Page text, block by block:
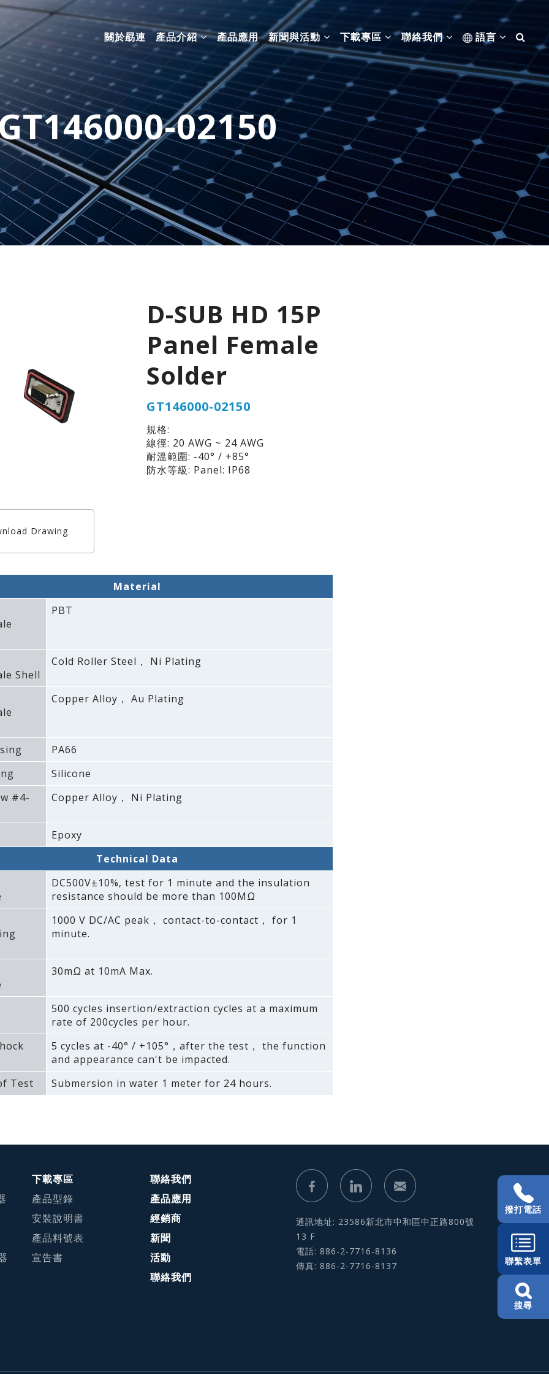
關於勗連 產品介紹 產品應用 新聞與活動 下載專區 聯絡我們 語言
02150
D-SUB HD 15P
Panel Female
Solder
GT146000-02150
規格:
線徑: 20 AWG ~ 24 AWG
耐溫範圍: -40° / +85°
防水等級: Panel: IP68
Drawing
Material
PBT
Shell
Cold Roller Steel， Ni Plating
Copper Alloy， Au Plating
PA66
Silicone
#4-
Copper Alloy， Ni Plating
Epoxy
Technical Data
DC500V±10%‚ test for 1 minute and the insulation
resistance should be more than 100MΩ
1000 V DC/AC peak， contact-to-contact， for 1
minute.
30mΩ at 10mA Max.
500 cycles insertion/extraction cycles at a maximum
rate of 200cycles per hour.
5 cycles at -40° / +105°，after the test， the function
and appearance can't be impacted.
Test
Submersion in water 1 meter for 24 hours.
下載專區
產品型錄
安裝說明書
產品料號表
宣告書
聯絡我們
產品應用
經銷商
新聞
活動
聯絡我們
通訊地址: 23586新北市中和區中正路800號
13 F
電話: 886-2-7716-8136
傳真: 886-2-7716-8137
撥打電話
聯繫表單
搜尋